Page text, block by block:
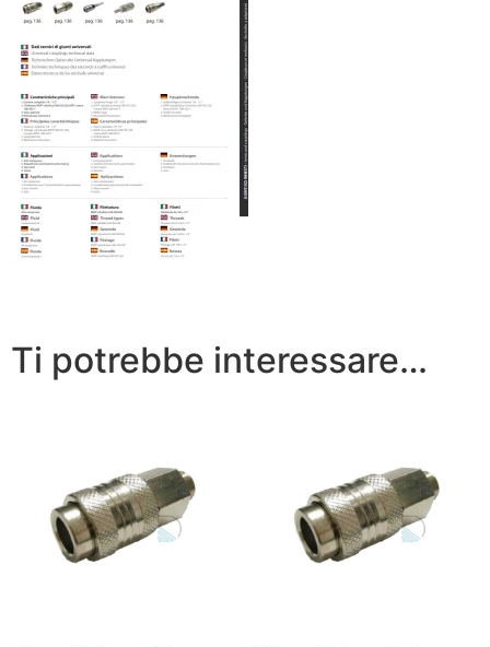
Ti potrebbe interessare…